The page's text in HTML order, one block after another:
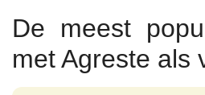
De meest
met Agreste als